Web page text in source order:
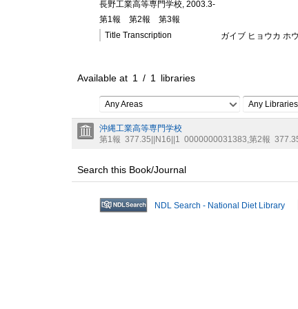
長野工業高等専門学校, 2003.3-
第1報
第2報
第3報
Title Transcription
ガイブ ヒョウカ ホ
Available at 1 / 1 libraries
Any Areas Any Libraries
沖縄工業高等専門学校
第1報 377.35||N16||1 0000000031383 第2報
Search this Book/Journal
NDL Search - National Diet Library